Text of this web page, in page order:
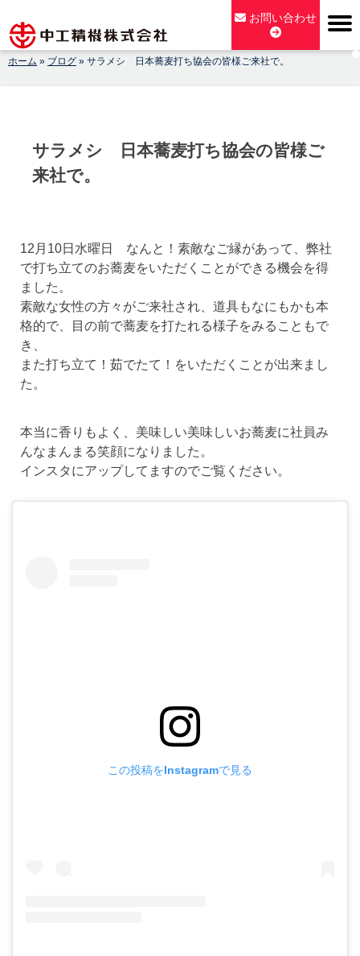
content
お問い合わせ
ホーム » ブログ » サラメシ 日本蕎麦打ち協会の皆様ご来社で。
サラメシ 日本蕎麦打ち協会の皆様ご
来社で。
12月10日水曜日 なんと！素敵なご縁があって、弊社
で打ち立てのお蕎麦をいただくことができる機会を得
ました。
素敵な女性の方々がご来社され、道具もなにもかも本
格的で、目の前で蕎麦を打たれる様子をみることもで
き、
また打ち立て！茹でたて！をいただくことが出来まし
た。
本当に香りもよく、美味しい美味しいお蕎麦に社員み
んなまんまる笑顔になりました。
インスタにアップしてますのでご覧ください。
この投稿をInstagramで見る